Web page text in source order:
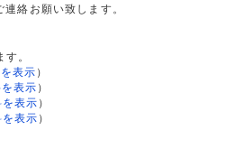
絡お願い致します。
。
表示 ）
表示 ）
を表示 ）
を表示 ）